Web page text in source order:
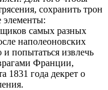
сохранить трон
элементы:
самых разных
наполеоновских
попытаться извлечь
Франции,
1831 года декрет о